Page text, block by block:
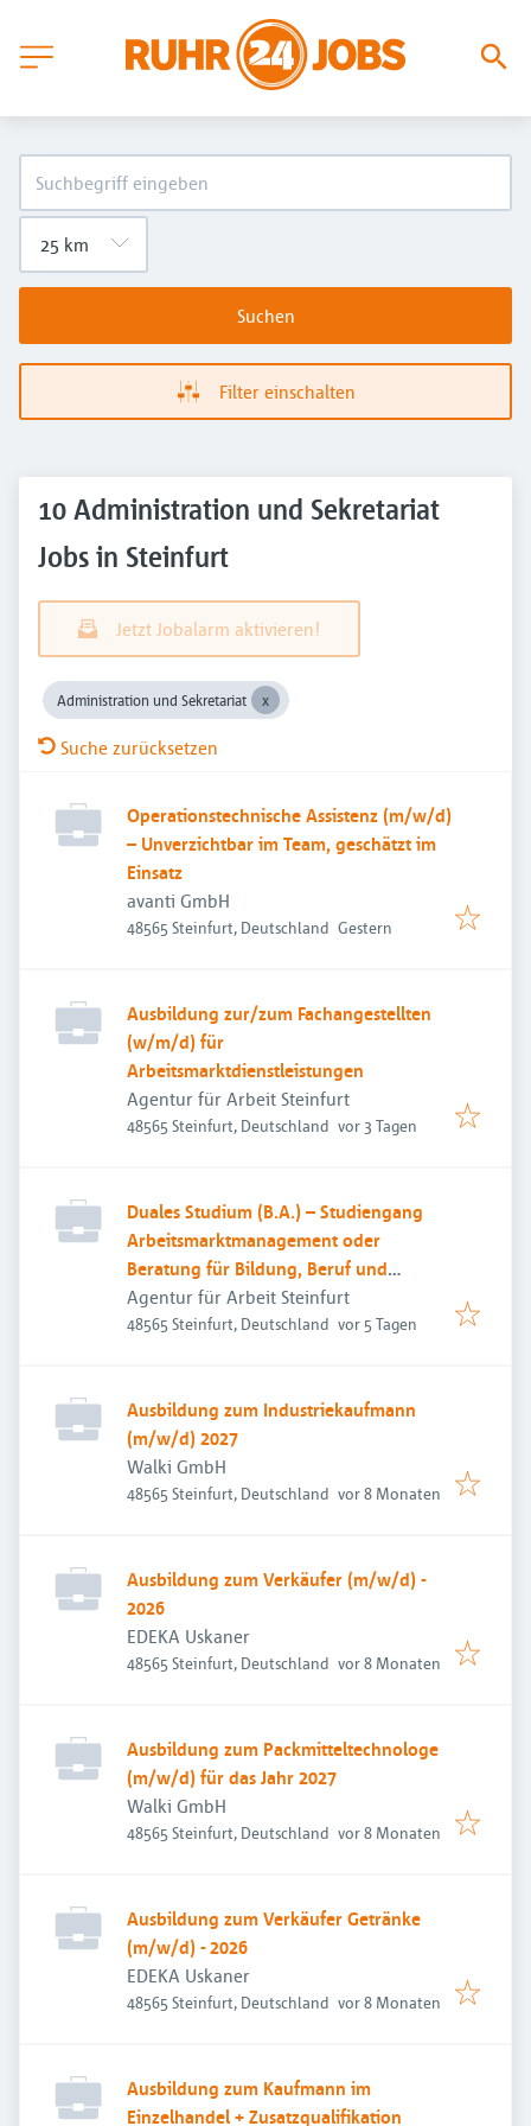
Suchen
Filter einschalten
10 Administration und Sekretariat
Jobs in Steinfurt
Jetzt Jobalarm aktivieren!
Administration und Sekretariat
Suche zurücksetzen
Operationstechnische Assistenz (m/w/d)
– Unverzichtbar im Team, geschätzt im
Einsatz
avanti GmbH
48565 Steinfurt, Deutschland Veröffentlicht
Gestern
Ausbildung zur/zum Fachangestellten
(w/m/d) für
Arbeitsmarktdienstleistungen
Agentur für Arbeit Steinfurt
48565 Steinfurt, Deutschland Veröffentlicht
vor 3 Tagen
Duales Studium (B.A.) – Studiengang
Arbeitsmarktmanagement oder
Beratung für Bildung, Beruf und
Beschäftigung
Agentur für Arbeit Steinfurt
48565 Steinfurt, Deutschland Veröffentlicht
vor 5 Tagen
Ausbildung zum Industriekaufmann
(m/w/d) 2027
Walki GmbH
48565 Steinfurt, Deutschland Veröffentlicht:
vor 8 Monaten
Ausbildung zum Verkäufer (m/w/d) -
2026
EDEKA Uskaner
48565 Steinfurt, Deutschland Veröffentlicht:
vor 8 Monaten
Ausbildung zum Packmitteltechnologe
(m/w/d) für das Jahr 2027
Walki GmbH
48565 Steinfurt, Deutschland Veröffentlicht:
vor 8 Monaten
Ausbildung zum Verkäufer Getränke
(m/w/d) - 2026
EDEKA Uskaner
48565 Steinfurt, Deutschland Veröffentlicht:
vor 8 Monaten
Ausbildung zum Kaufmann im
Einzelhandel + Zusatzqualifikation